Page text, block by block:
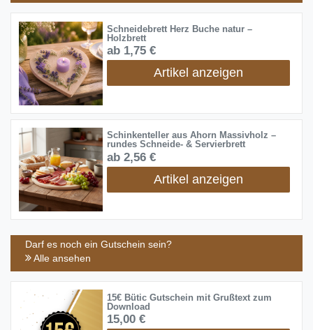
Schneidebrett Herz Buche natur –
Holzbrett
ab 1,75 €
Artikel anzeigen
Schinkenteller aus Ahorn Massivholz –
rundes Schneide- & Servierbrett
ab 2,56 €
Artikel anzeigen
Darf es noch ein Gutschein sein?
Alle ansehen
15€ Bütic Gutschein mit Grußtext zum
Download
15,00 €